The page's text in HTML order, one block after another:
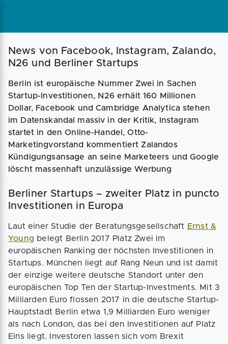
Magazin Businessplan Fördermittel
News von Facebook, Instagram, Zalando,
N26 und Berliner Startups
Berlin ist europäische Nummer Zwei in Sachen
Startup-Investitionen, N26 erhält 160 Millionen
Dollar, Facebook und Cambridge Analytica stehen
im Datenskandal massiv in der Kritik, Instagram
startet in den Online-Handel, Otto-
Marketingvorstand kommentiert Zalandos
Kündigungsansage an seine Marketeers und Google
löscht massenhaft unzulässige Werbung
Berliner Startups – zweiter Platz in puncto
Investitionen in Europa
Laut einer Studie der Beratungsgesellschaft Ernst &
Young belegt Berlin 2017 Platz Zwei im
europäischen Ranking der höchsten Investitionen in
Startups. München liegt auf Rang Neun und ist damit
der einzige weitere deutsche Standort unter den
europäischen Top Ten der Startup-Investments. Mit 3
Milliarden Euro flossen 2017 in die deutsche Startup-
Hauptstadt Berlin etwa 1,9 Milliarden Euro weniger
als nach London, das bei den Investitionen auf Platz
Eins liegt. Investoren lassen sich vom Brexit